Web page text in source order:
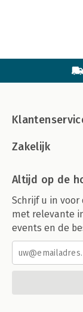
Zakelijk
Altijd op de
Schrijf u in
met relevante
events en de